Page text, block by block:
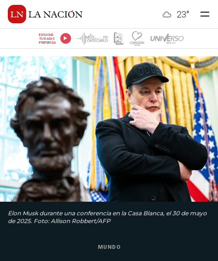
23°
ESCUCHÁ
TU RADIO
PREFERIDA
Elon Musk durante una conferencia en la Casa Blanca, el 30 de mayo
de 2025. Foto: Allison Robbert/AFP
MUNDO